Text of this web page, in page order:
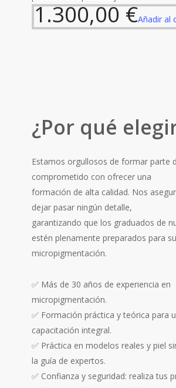
1.300,00€Añadir al
¿Por qué
Estamos orgullosos de formar parte
comprometido con ofrecer una
formación de alta calidad. Nos
dejar pasar ningún detalle,
garantizando que los graduados de
estén plenamente preparados para
micropigmentación.
✅ Más de 30 años de experiencia en
micropigmentación.
✅ Formación práctica y teórica para
capacitación integral.
✅ Práctica en modelos reales y piel
la guía de expertos.
✅ Confianza y seguridad: realiza tus